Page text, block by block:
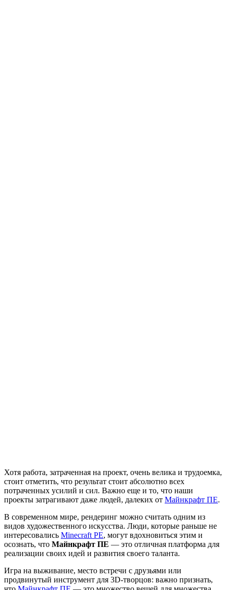
Хотя работа, затраченная на проект, очень велика и трудоемка,
стоит отметить, что результат стоит абсолютно всех
потраченных усилий и сил. Важно еще и то, что наши
проекты затрагивают даже людей, далеких от Майнкрафт ПЕ.
В современном мире, рендеринг можно считать одним из
видов художественного искусства. Люди, которые раньше не
интересовались Minecraft PE, могут вдохновиться этим и
осознать, что Майнкрафт ПЕ — это отличная платформа для
реализации своих идей и развития своего таланта.
Игра на выживание, место встречи с друзьями или
продвинутый инструмент для 3D-творцов: важно признать,